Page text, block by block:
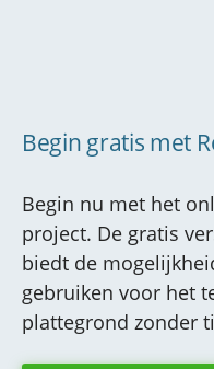
Begin gratis met
Begin nu met het
project. De gratis
biedt de
gebruiken voor het
plattegrond zonder